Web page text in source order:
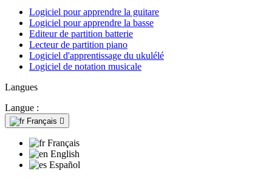
Logiciel pour apprendre la guitare
Logiciel pour apprendre la basse
Editeur de partition batterie
Lecteur de partition piano
Logiciel d'apprentissage du ukulélé
Logiciel de notation musicale
Langues
Langue :
Français 
Français
English
Español